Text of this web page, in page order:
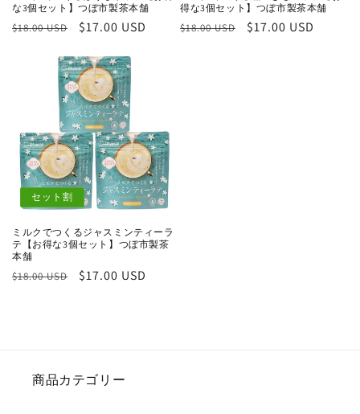
な3個セット】つぼ市製茶本舗
通
$18.00 USD
セ
ル
価
格
$17.00 USD
得な3個セット】つぼ市製茶本舗
通
$18.00 USD
セ
$17.00 USD
セット割
ミルクでつくるジャスミンティーラ
テ【お得な3個セット】つぼ市製茶
本舗
通
$18.00 USD
セ
$17.00 USD
商品カテゴリー